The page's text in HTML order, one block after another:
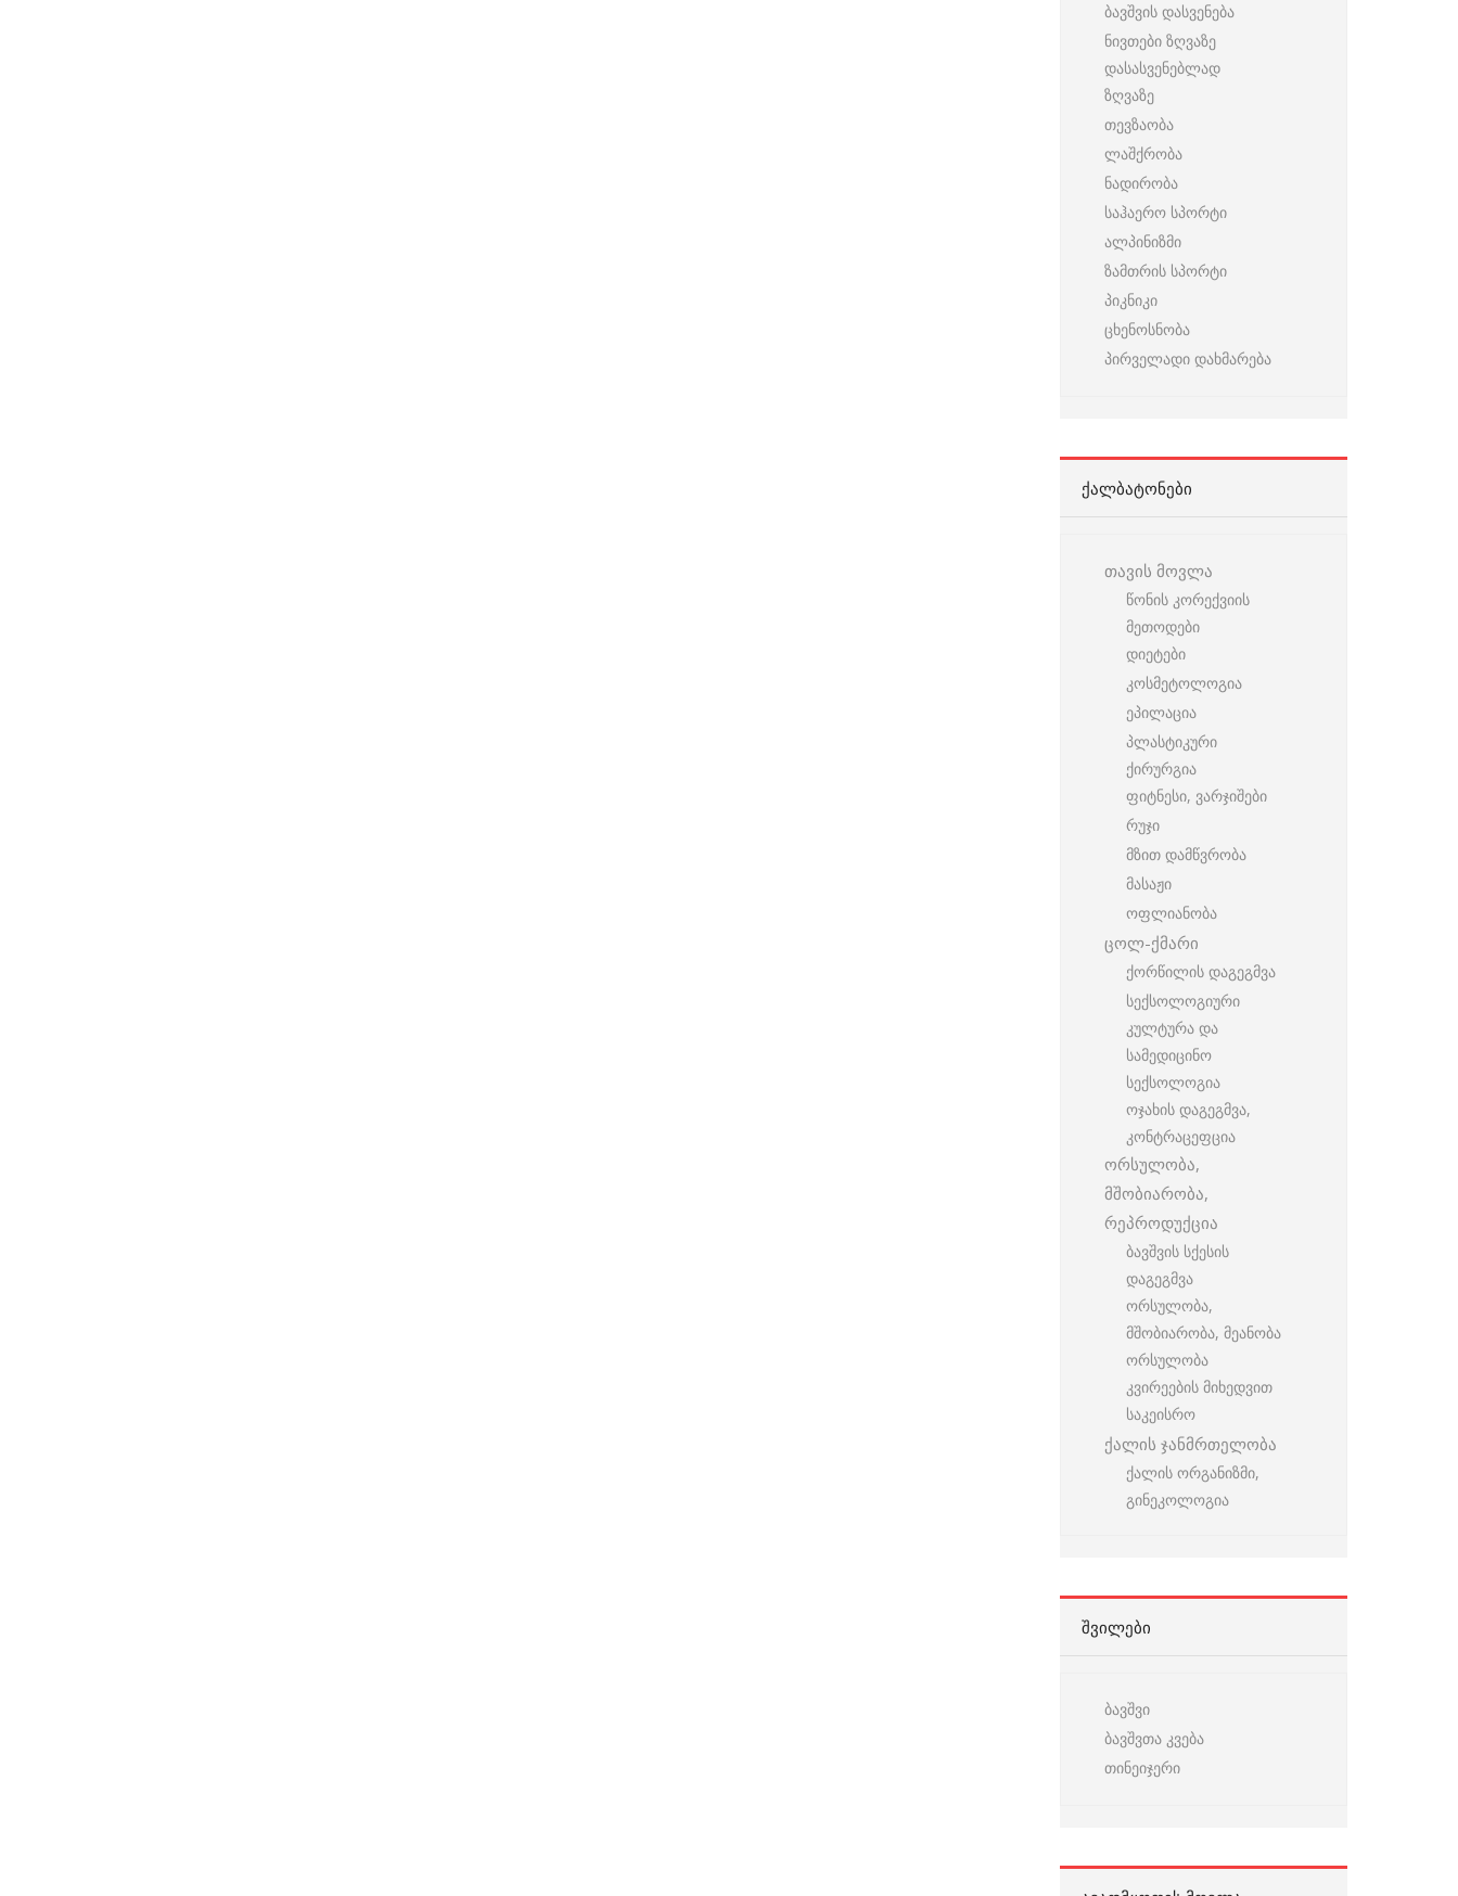
ბავშვის დასვენება
ნივთები ზღვაზე
დასასვენებლად
ზღვაზე
თევზაობა
ლაშქრობა
ნადირობა
საჰაერო სპორტი
ალპინიზმი
ზამთრის სპორტი
პიკნიკი
ცხენოსნობა
პირველადი დახმარება
ᲥᲐᲚᲑᲐᲢᲝᲜᲔᲑᲘ
თავის მოვლა
წონის კორექვიის
მეთოდები
დიეტები
კოსმეტოლოგია
ეპილაცია
პლასტიკური
ქირურგია
ფიტნესი, ვარჯიშები
რუჯი
მზით დამწვრობა
მასაჟი
ოფლიანობა
ცოლ-ქმარი
ქორწილის დაგეგმვა
სექსოლოგიური
კულტურა და
სამედიცინო
სექსოლოგია
ოჯახის დაგეგმვა,
კონტრაცეფცია
ორსულობა,
მშობიარობა,
რეპროდუქცია
ბავშვის სქესის
დაგეგმვა
ორსულობა,
მშობიარობა, მეანობა
ორსულობა
კვირეების მიხედვით
საკეისრო
ქალის ჯანმრთელობა
ქალის ორგანიზმი,
გინეკოლოგია
ᲨᲕᲘᲚᲔᲑᲘ
ბავშვი
ბავშვთა კვება
თინეიჯერი